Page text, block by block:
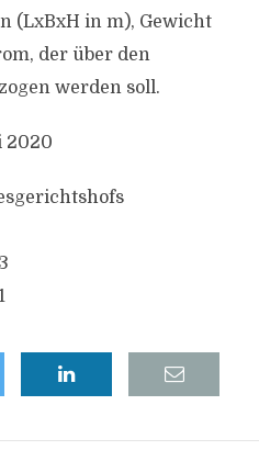
(LxBxH in m), Gewicht
der über den
werden soll.
2020